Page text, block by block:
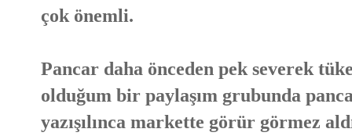
çok önemli.
Pancar daha önceden pek severek
olduğum bir paylaşım grubunda
yazışılınca markette görür görmez